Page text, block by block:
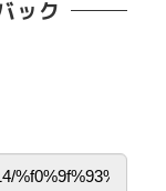
ック